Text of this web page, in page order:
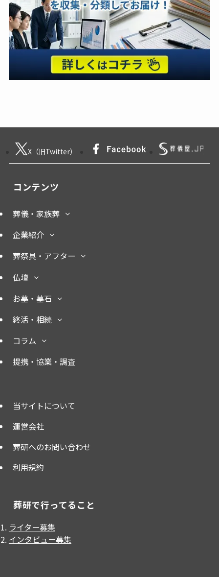
X（旧Twitter）
コンテンツ
葬儀・家族葬
企業紹介
葬祭具・アフター
仏壇
お墓・墓石
終活・相続
コラム
提携・協業・調査
当サイトについて
運営会社
葬研へのお問い合わせ
利用規約
葬研で行ってること
ライター募集
インタビュー募集